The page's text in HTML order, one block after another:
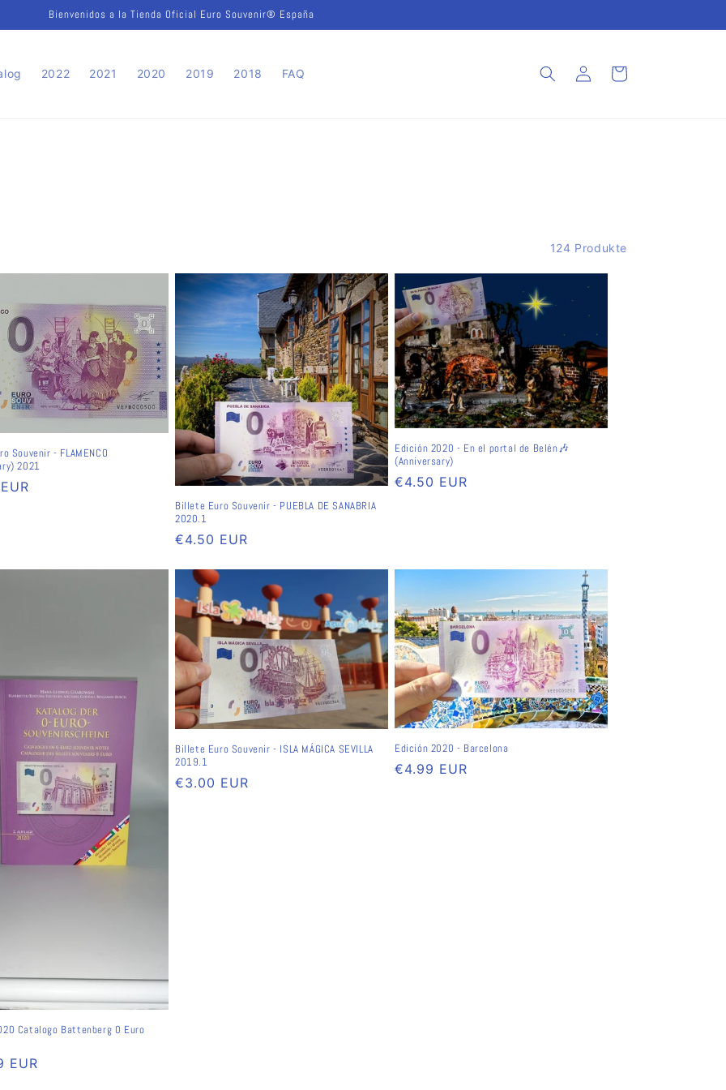
Bienvenidos a la Tienda Oficial Euro Souvenir® España
2022 2021 2020 2019 2018 FAQ EinloggenWarenkorb
124 Produkte
Souvenir - FLAMENCO
2021
Billete Euro Souvenir - PUEBLA DE SANABRIA
2020.1
Normaler
€4.50 EUR
Edición 2020 - En el portal de Belén🎶
(Anniversary)
Normaler
€4.50 EUR
Catalogo Battenberg 0 Euro
EUR
Billete Euro Souvenir - ISLA MÁGICA SEVILLA
2019.1
Normaler
€3.00 EUR
Edición 2020 - Barcelona
Normaler
€4.99 EUR